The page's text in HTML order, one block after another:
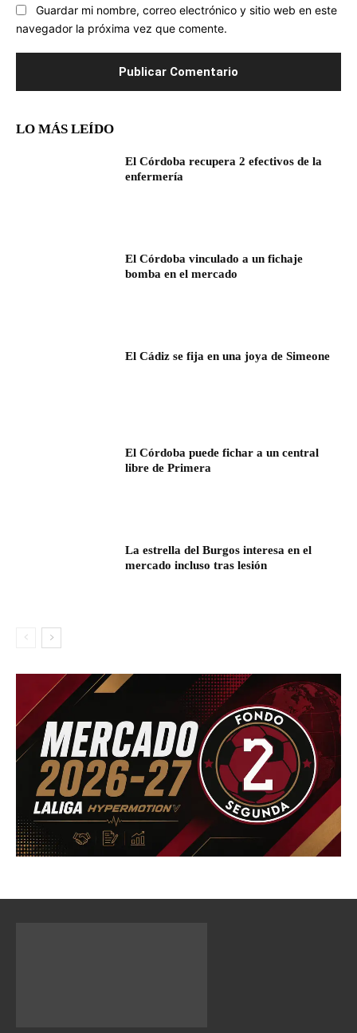
Guardar mi nombre, correo electrónico y sitio web en este
navegador la próxima vez que comente.
LO MÁS LEÍDO
El Córdoba recupera 2 efectivos de la
enfermería
El Córdoba vinculado a un fichaje
bomba en el mercado
El Cádiz se fija en una joya de Simeone
El Córdoba puede fichar a un central
libre de Primera
La estrella del Burgos interesa en el
mercado incluso tras lesión